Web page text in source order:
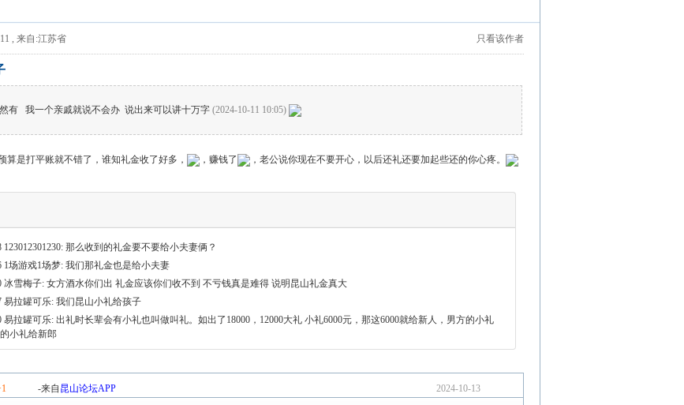
只看该作者
, 来自:江苏省
有 我一个亲戚就说不会办 说出来可以讲十万字 (2024-10-11 10:05)
算是打平账就不错了，谁知礼金收了好多， ，赚钱了 ，老公说你现在不要开心，以后还礼还要加起些还的你心疼。
123012301230: 那么收到的礼金要不要给小夫妻俩？
1场游戏1场梦: 我们那礼金也是给小夫妻
冰雪梅子: 女方酒水你们出 礼金应该你们收不到 不亏钱真是难得 说明昆山礼金真大
易拉罐可乐: 我们昆山小礼给孩子
易拉罐可乐: 出礼时长辈会有小礼也叫做叫礼。如出了18000，12000大礼 小礼6000元，那这6000就给新人，男方的小礼
小礼给新郎
-来自 昆山论坛APP 2024-10-13